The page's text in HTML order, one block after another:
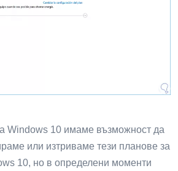
Windows 10 имаме възможност да
или изтриваме тези планове за
10, но в определени моменти